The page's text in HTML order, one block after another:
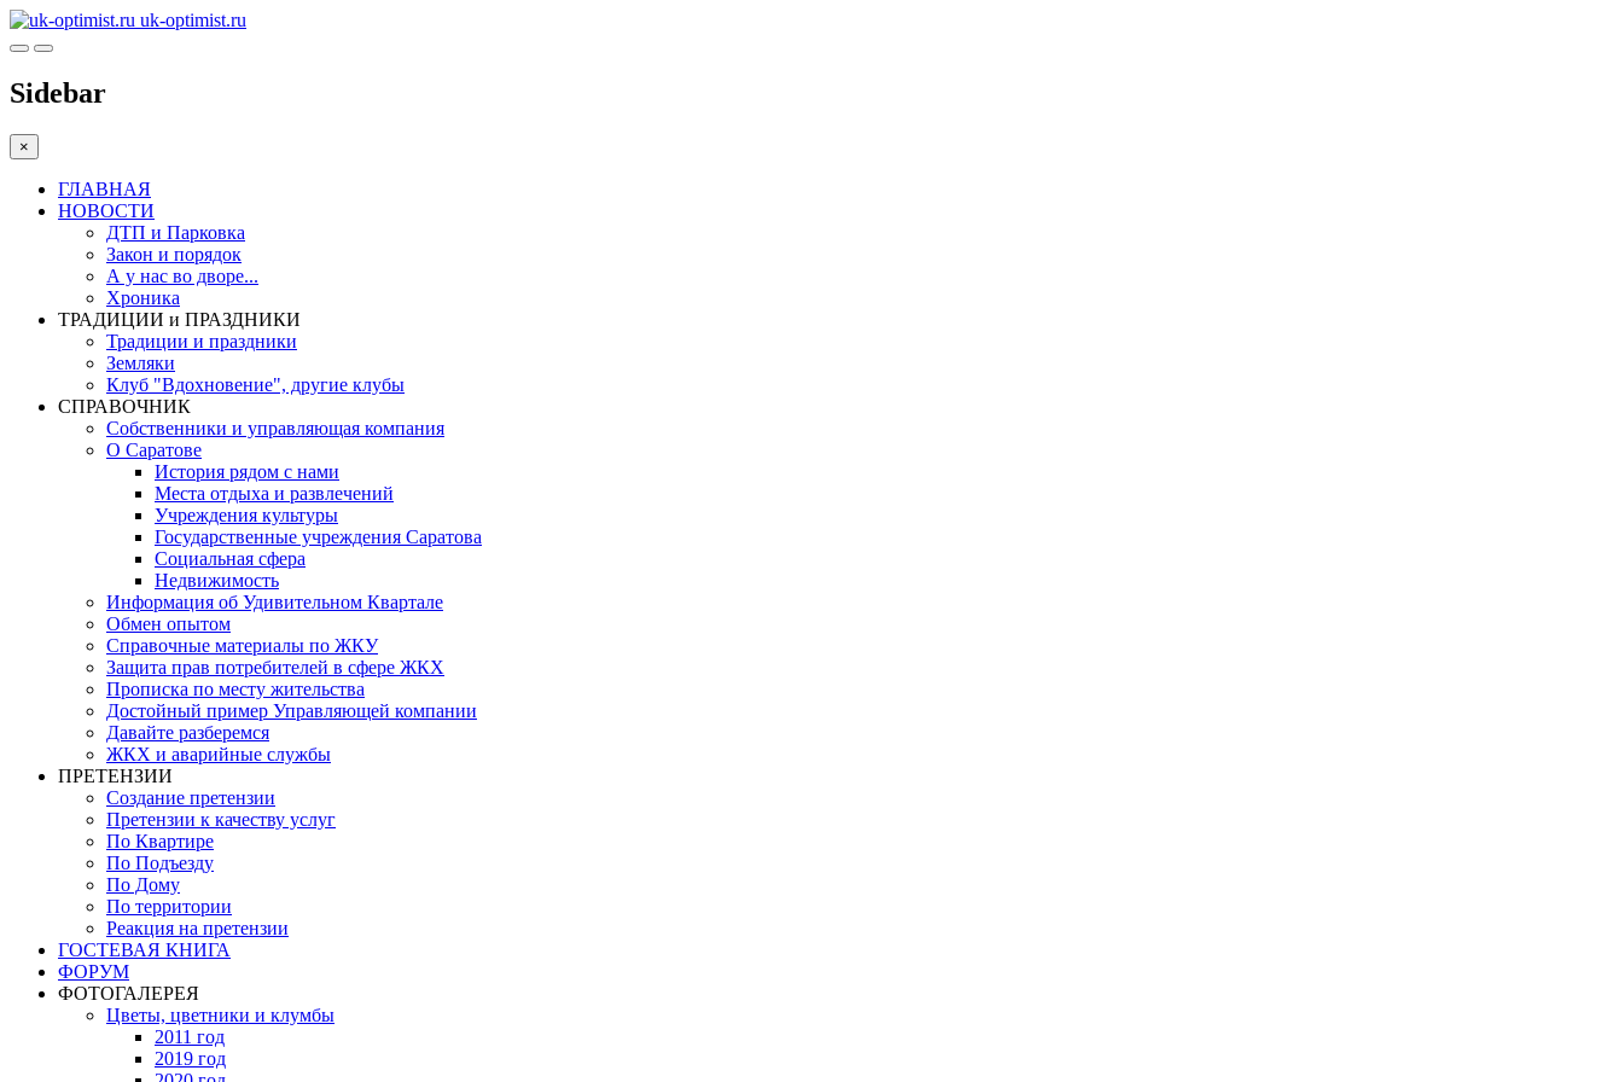
uk-optimist.ru
Sidebar
×
ГЛАВНАЯ
НОВОСТИ
ДТП и Парковка
Закон и порядок
А у нас во дворе...
Хроника
ТРАДИЦИИ и ПРАЗДНИКИ
Традиции и праздники
Земляки
Клуб "Вдохновение", другие клубы
СПРАВОЧНИК
Собственники и управляющая компания
О Саратове
История рядом с нами
Места отдыха и развлечений
Учреждения культуры
Государственные учреждения Саратова
Социальная сфера
Недвижимость
Информация об Удивительном Квартале
Обмен опытом
Справочные материалы по ЖКУ
Защита прав потребителей в сфере ЖКХ
Прописка по месту жительства
Достойный пример Управляющей компании
Давайте разберемся
ЖКХ и аварийные службы
ПРЕТЕНЗИИ
Создание претензии
Претензии к качеству услуг
По Квартире
По Подъезду
По Дому
По территории
Реакция на претензии
ГОСТЕВАЯ КНИГА
ФОРУМ
ФОТОГАЛЕРЕЯ
Цветы, цветники и клумбы
2011 год
2019 год